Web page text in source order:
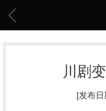
川剧
[发布